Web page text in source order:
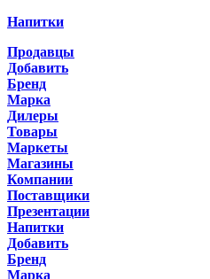
Напитки
Продавцы
Добавить
Бренд
Марка
Дилеры
Товары
Маркеты
Магазины
Компании
Поставщики
Презентации
Напитки
Добавить
Бренд
Марка